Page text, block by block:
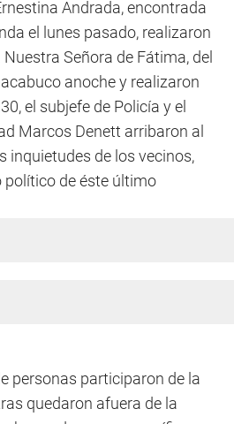
Andrada, encontrada
el lunes pasado, realizaron
Señora de Fátima, del
anoche y realizaron
el subjefe de Policía y el
Marcos Denett arribaron al
inquietudes de los vecinos,
político de éste último
personas participaron de la
quedaron afuera de la